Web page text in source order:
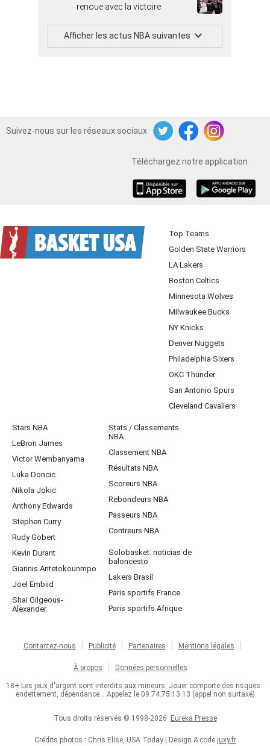
renoue avec la victoire
Afficher les actus NBA suivantes
Suivez-nous sur les réseaux sociaux
TwitterFacebookInstagram
Téléchargez notre application
Top Teams
Golden State Warriors
LA Lakers
Boston Celtics
Minnesota Wolves
Milwaukee Bucks
NY Knicks
Denver Nuggets
Philadelphia Sixers
OKC Thunder
San Antonio Spurs
Cleveland Cavaliers
Stars NBA
LeBron James
Victor Wembanyama
Luka Doncic
Nikola Jokic
Anthony Edwards
Stephen Curry
Rudy Gobert
Kevin Durant
Giannis Antetokounmpo
Joel Embiid
Shai Gilgeous-
Alexander
Stats / Classements
NBA
Classement NBA
Résultats NBA
Scoreurs NBA
Rebondeurs NBA
Passeurs NBA
Contreurs NBA
Solobasket: noticias de
baloncesto
Lakers Brasil
Paris sportifs France
Paris sportifs Afrique
Contactez-nous Publicité Partenaires Mentions légales
À propos Données personnelles
18+ Les jeux d'argent sont interdits aux mineurs. Jouer comporte des risques :
endettement, dépendance... Appelez le 09.74.75.13.13 (appel non surtaxé)
Tous droits réservés © 1998-2026 Eureka Presse
Crédits photos : Chris Elise, USA Today | Design & code juxy.fr